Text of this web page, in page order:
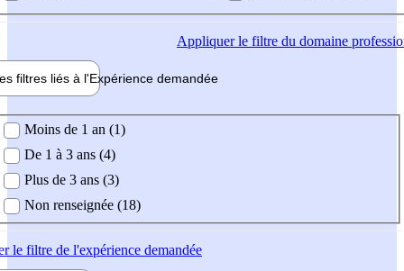
Appliquerle filtre du domaine
filtres liés à l'Expérience demandée
demandée
Moins de 1 an (1)
De 1 à 3 ans (4)
Plus de 3 ans (3)
Non renseignée (18)
le filtre de l'expérience demandée